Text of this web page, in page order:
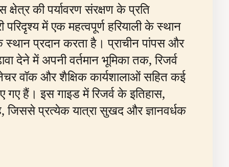
की पर्यावरण संरक्षण के प्रति
में एक महत्वपूर्ण हरियाली के स्थान
प्रदान करता है। प्राचीन पांपस और
देने में अपनी वर्तमान भूमिका तक, रिजर्व
वॉक और शैक्षिक कार्यशालाओं सहित कई
गए हैं। इस गाइड में रिजर्व के इतिहास,
जिससे प्रत्येक यात्रा सुखद और ज्ञानवर्धक